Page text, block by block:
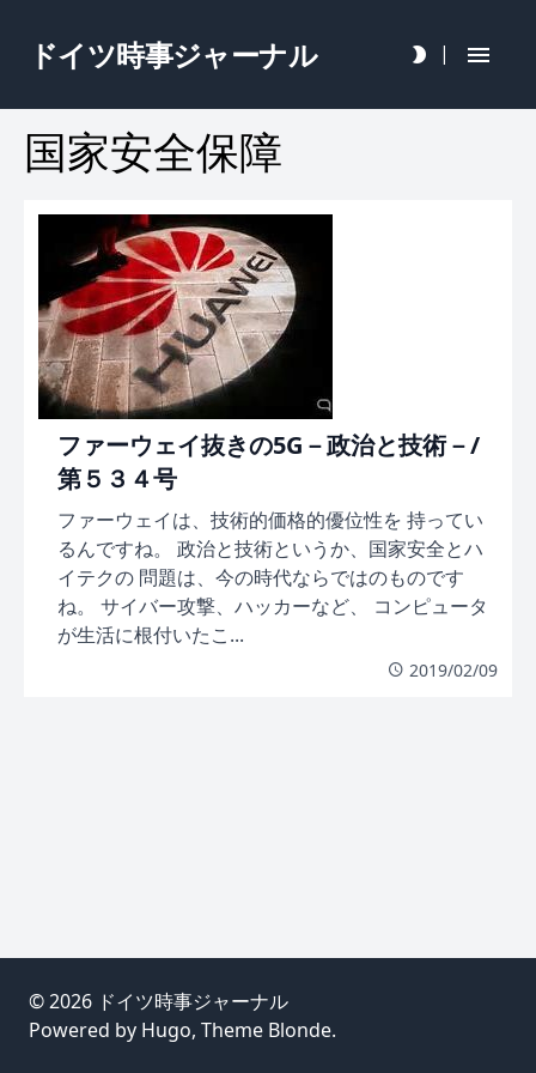
ドイツ時事ジャーナル |
国家安全保障
ファーウェイ抜きの5G－政治と技術－/
第５３４号
ファーウェイは、技術的価格的優位性を 持ってい
るんですね。 政治と技術というか、国家安全とハ
イテクの 問題は、今の時代ならではのものです
ね。 サイバー攻撃、ハッカーなど、 コンピュータ
が生活に根付いたこ...
2019/02/09
© 2026 ドイツ時事ジャーナル
Powered by Hugo, Theme Blonde.